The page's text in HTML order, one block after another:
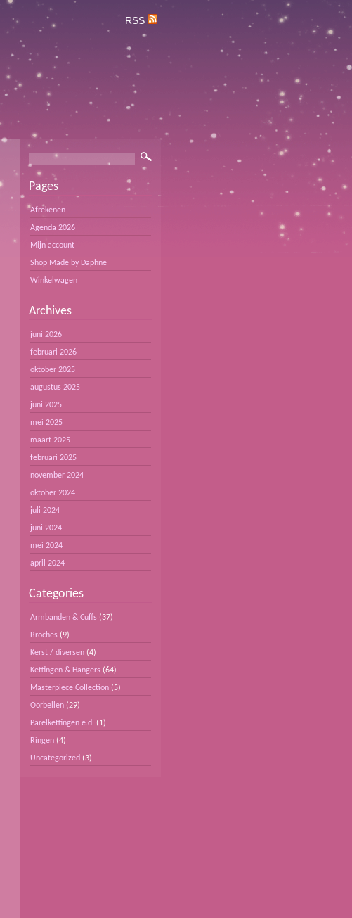
RSS
Pages
Afrekenen
Agenda 2026
Mijn account
Shop Made by Daphne
Winkelwagen
Archives
juni 2026
februari 2026
oktober 2025
augustus 2025
juni 2025
mei 2025
maart 2025
februari 2025
november 2024
oktober 2024
juli 2024
juni 2024
mei 2024
april 2024
Categories
Armbanden & Cuffs (37)
Broches (9)
Kerst / diversen (4)
Kettingen & Hangers (64)
Masterpiece Collection (5)
Oorbellen (29)
Parelkettingen e.d. (1)
Ringen (4)
Uncategorized (3)